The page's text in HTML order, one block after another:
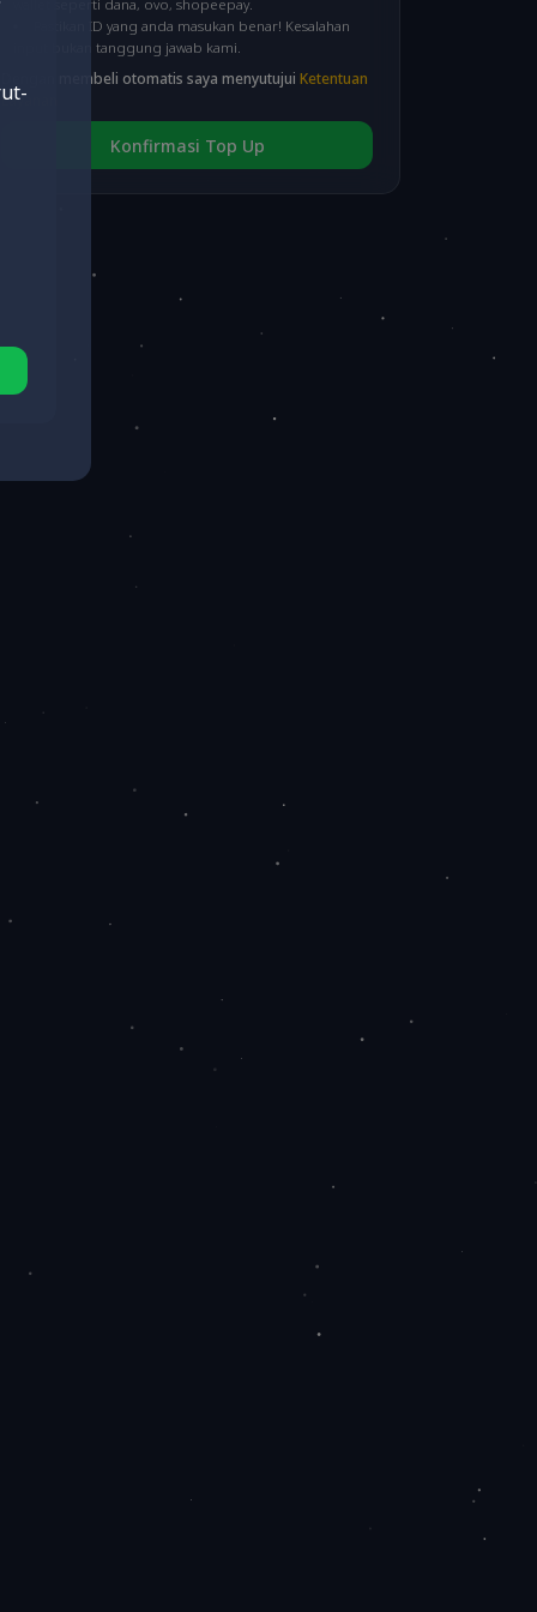
CIMB VA(fee 3.000)
BRI VA(fee 3.000)
wallet seperti dana, ovo, shopeepay.
Pastikan ID yang anda masukan benar! Kesalahan
input bukan tanggung jawab kami.
Dengan membeli otomatis saya menyutujui Ketentuan
Layanan
Konfirmasi Top Up